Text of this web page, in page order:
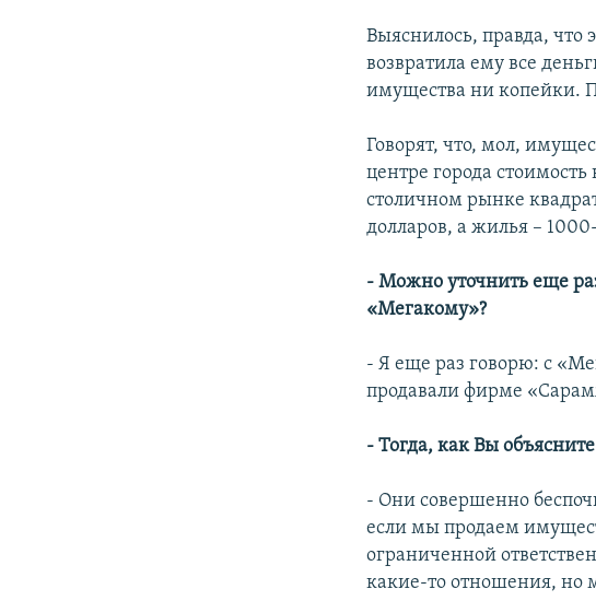
Выяснилось, правда, что
возвратила ему все
имущества ни копейки.
Говорят, что, мол,
центре города стоимость
столичном рынке
долларов, а жилья –
- Можно уточнить еще
«Мегакому»?
- Я еще раз говорю: с
продавали фирме
- Тогда, как Вы
- Они совершенно
если мы продаем
ограниченной
какие-то отношения, но